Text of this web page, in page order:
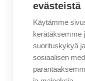
Nimi*
Sähköposti*
evästeistä
Käytämme
kerätäksemme
suorituskykyä
sosiaalisen